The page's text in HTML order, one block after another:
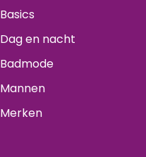
Basics
Dag en nacht
Badmode
Mannen
Merken